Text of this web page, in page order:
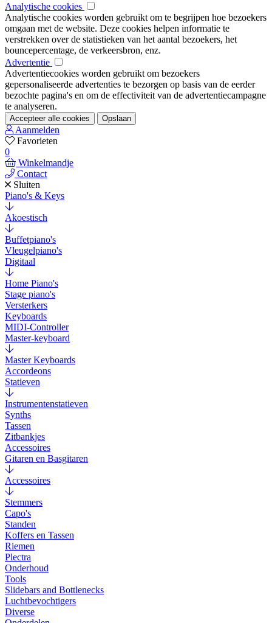
Analytische cookies
Analytische cookies worden gebruikt om te begrijpen hoe bezoekers
omgaan met de website. Deze cookies helpen informatie te
verstrekken over de statistieken van het aantal bezoekers, het
bouncepercentage, de verkeersbron, enz.
Advertentie
Advertentiecookies worden gebruikt om bezoekers
gepersonaliseerde advertenties te bezorgen op basis van de eerder
bezochte pagina's en om de effectiviteit van de advertentiecampagne
te analyseren.
Accepteer alle cookies Opslaan
Aanmelden
Favorieten
0
Winkelmandje
Contact
Sluiten
Piano's & Keys
Akoestisch
Buffetpiano's
Vleugelpiano's
Digitaal
Home Piano's
Stage piano's
Versterkers
Keyboards
MIDI-Controller
Master-keyboard
Master Keyboards
Accordeons
Statieven
Instrumentenstatieven
Synths
Tassen
Zitbankjes
Accessoires
Gitaren en Basgitaren
Accessoires
Stemmers
Capo's
Standen
Koffers en Tassen
Riemen
Plectra
Onderhoud
Tools
Slidebars and Bottlenecks
Luchtbevochtigers
Diverse